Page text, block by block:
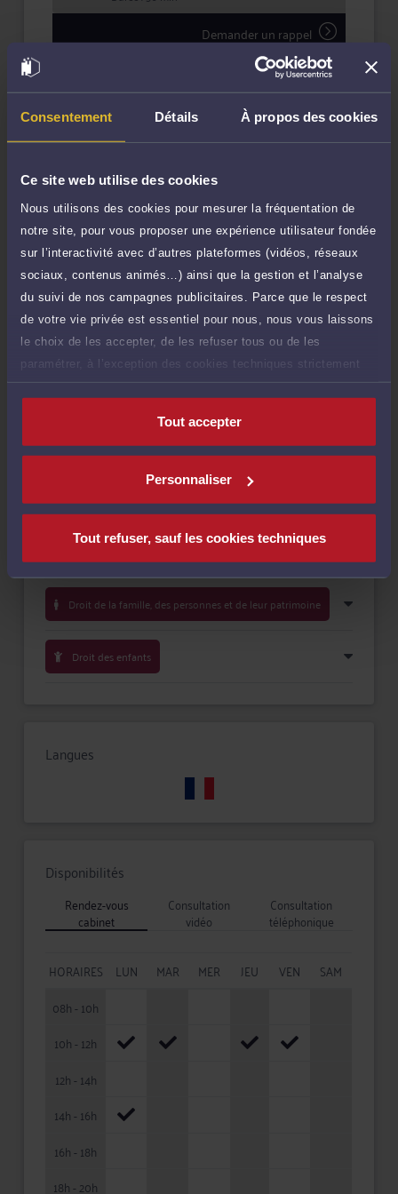
Consentement Détails À propos des cookies
Ce site web utilise des cookies
Nous utilisons des cookies pour mesurer la fréquentation de
notre site, pour vous proposer une expérience utilisateur fondée
sur l’interactivité avec d’autres plateformes (vidéos, réseaux
sociaux, contenus animés…) ainsi que la gestion et l’analyse
du suivi de nos campagnes publicitaires. Parce que le respect
de votre vie privée est essentiel pour nous, nous vous laissons
le choix de les accepter, de les refuser tous ou de les
paramétrer, à l’exception des cookies techniques strictement
nécessaires au fonctionnement du site.
Tout accepter
Personnaliser
Tout refuser, sauf les cookies techniques
éducative devant le juge des enfants.
Engagée, accessible et combative lorsque la situation
l’exige, Maître Marion TOURRAILLE s’attache à offrir à
chacun un accompagnement juridique clair,
Demander un rappel
de 1.000 caractères)
60 €
Consultation écrite
Etude de votre dossier + possibilité
d'ajout d'une pièce jointe
240 €
TTC
Consulter par écrit
Payer des honoraires ou une facture
Vous souhaitez payer une facture ou des
honoraires à l’avocat par Carte Bancaire.
Payer
Compétences
Droit de la famille, des personnes et de leur patrimoine
Droit des enfants
Langues
Disponibilités
Rendez-vous
cabinet
Consultation
vidéo
Consultation
téléphonique
HORAIRES LUN MAR MER JEU VEN
SAM
08h - 10h
10h - 12h
12h - 14h
14h - 16h
16h - 18h
18h - 20h